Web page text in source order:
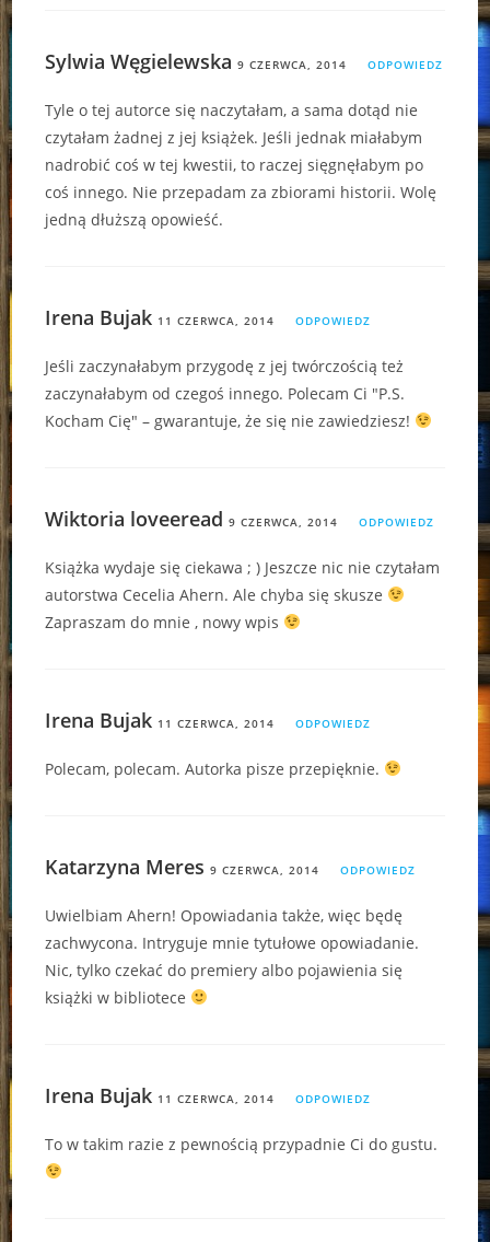
Sylwia Węgielewska 9 CZERWCA, 2014 ODPOWIEDZ
Tyle o tej autorce się naczytałam, a sama dotąd nie
czytałam żadnej z jej książek. Jeśli jednak miałabym
nadrobić coś w tej kwestii, to raczej sięgnęłabym po
coś innego. Nie przepadam za zbiorami historii. Wolę
jedną dłuższą opowieść.
Irena Bujak 11 CZERWCA, 2014 ODPOWIEDZ
Jeśli zaczynałabym przygodę z jej twórczością też
zaczynałabym od czegoś innego. Polecam Ci "P.S.
Kocham Cię" – gwarantuje, że się nie zawiedziesz!
Wiktoria loveeread 9 CZERWCA, 2014 ODPOWIEDZ
Książka wydaje się ciekawa ; ) Jeszcze nic nie czytałam
autorstwa Cecelia Ahern. Ale chyba się skusze
Zapraszam do mnie , nowy wpis
Irena Bujak 11 CZERWCA, 2014 ODPOWIEDZ
Polecam, polecam. Autorka pisze przepięknie.
Katarzyna Meres 9 CZERWCA, 2014 ODPOWIEDZ
Uwielbiam Ahern! Opowiadania także, więc będę
zachwycona. Intryguje mnie tytułowe opowiadanie.
Nic, tylko czekać do premiery albo pojawienia się
książki w bibliotece
Irena Bujak 11 CZERWCA, 2014 ODPOWIEDZ
To w takim razie z pewnością przypadnie Ci do gustu.